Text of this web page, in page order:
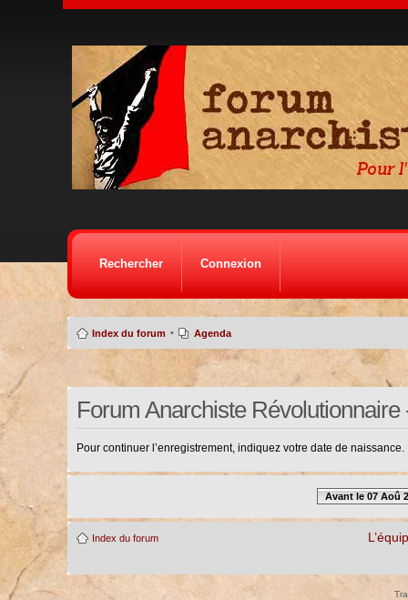
Rechercher Connexion
Index du forum • Agenda
Forum Anarchiste
Pour continuer l’enregistrement, indiquez votre date de naissance.
Avant le 07 Aoû
Index du forum